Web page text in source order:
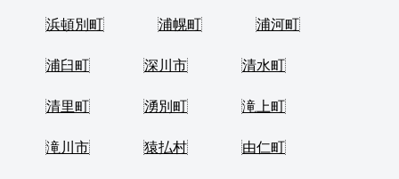
浜頓別町 浦幌町 浦河町
浦臼町 深川市 清水町
清里町 湧別町 滝上町
滝川市 猿払村 由仁町